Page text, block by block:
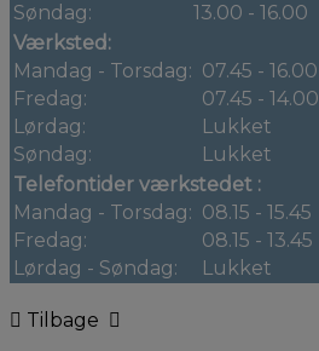
Søndag:
13.00 - 16.00
Værksted:
Mandag - Torsdag: 07.45 - 16.00
Fredag:
07.45 - 14.00
Lørdag:
Lukket
Søndag:
Lukket
Telefontider værkstedet :
Mandag - Torsdag: 08.15 - 15.45
Fredag:
08.15 - 13.45
Lørdag - Søndag:
Lukket
Tilbage